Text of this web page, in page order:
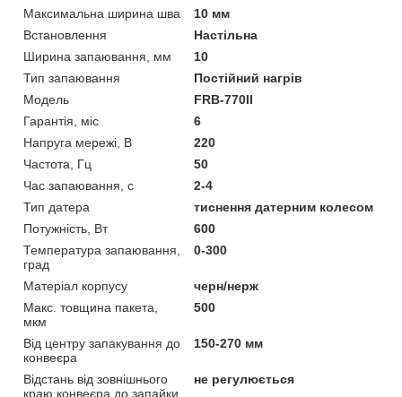
Максимальна ширина шва
10 мм
Встановлення
Настільна
Ширина запаювання, мм
10
Тип запаювання
Постійний нагрів
Модель
FRB-770II
Гарантія, міс
6
Напруга мережі, В
220
Частота, Гц
50
Час запаювання, с
2-4
Тип датера
тиснення датерним колесом
Потужність, Вт
600
Температура запаювання,
град
0-300
Матеріал корпусу
черн/нерж
Макс. товщина пакета,
мкм
500
Від центру запакування до
конвеєра
150-270 мм
Відстань від зовнішнього
краю конвеєра до запайки
не регулюється